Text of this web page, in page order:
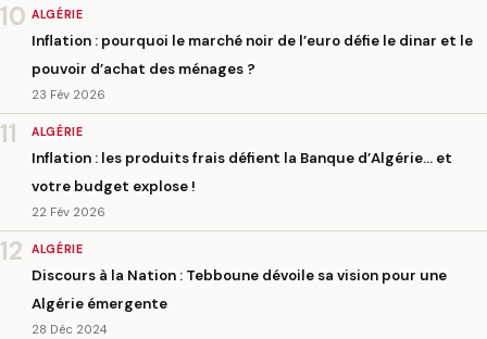
10 ALGÉRIE
Inflation : pourquoi le marché noir de l’euro défie le dinar et le
pouvoir d’achat des ménages ?
23 Fév 2026
11 ALGÉRIE
Inflation : les produits frais défient la Banque d’Algérie… et
votre budget explose !
22 Fév 2026
12 ALGÉRIE
Discours à la Nation : Tebboune dévoile sa vision pour une
Algérie émergente
28 Déc 2024